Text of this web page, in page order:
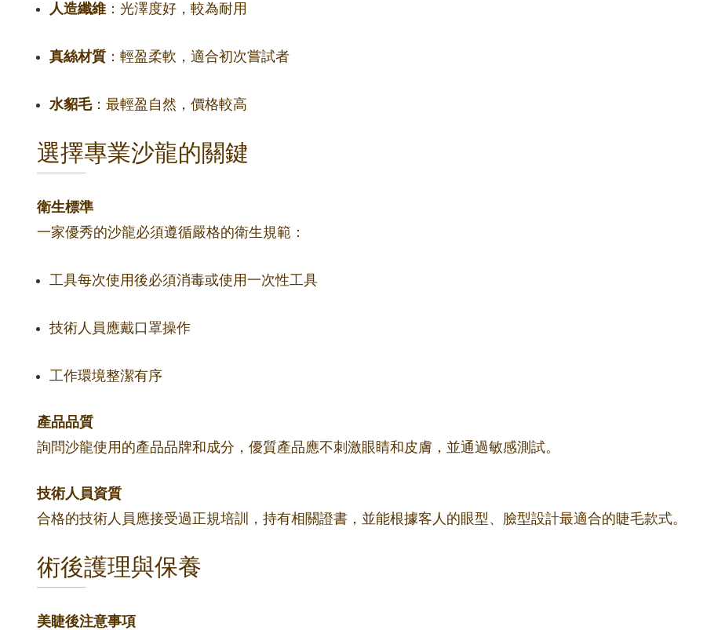
人造纖維 ：光澤度好，較為耐用
真絲材質 ：輕盈柔軟，適合初次嘗試者
水貂毛：最輕盈自然，價格較高
選擇專業沙龍的關鍵
衛生標準
一家優秀的沙龍必須遵循嚴格的衛生規範：
工具每次使用後必須消毒或使用一次性工具
技術人員應戴口罩操作
工作環境整潔有序
產品品質
詢問沙龍使用的產品品牌和成分，優質產品應不刺激眼睛和皮膚，並通過敏感測試。
技術人員資質
合格的技術人員應接受過正規培訓，持有相關證書，並能根據客人的眼型、臉型設計最適合的睫毛款式。
術後護理與保養
美睫後注意事項